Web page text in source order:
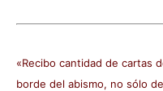
«Recibo cantidad de cartas
borde del abismo, no sólo